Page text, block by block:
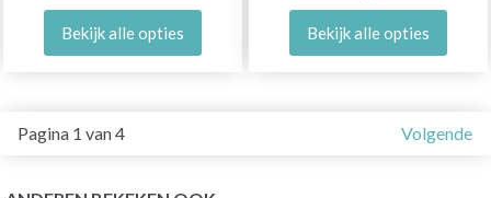
Bekijk alle opties Bekijk alle opties
Pagina 1 van 4 Volgende